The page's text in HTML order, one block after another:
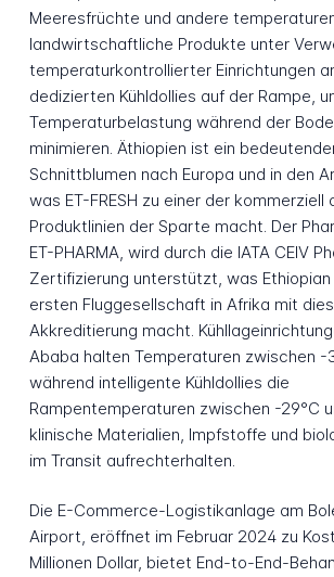
Meeresfrüchte und andere
landwirtschaftliche Produkte unter
temperaturkontrollierter Einrichtungen
dedizierten Kühldollies auf der Rampe,
Temperaturbelastung während der
minimieren. Äthiopien ist ein
Schnittblumen nach Europa und in den
was ET-FRESH zu einer der kommerziell
Produktlinien der Sparte macht. Der
ET-PHARMA, wird durch die IATA CEIV
Zertifizierung unterstützt, was Ethiopian
ersten Fluggesellschaft in Afrika mit
Akkreditierung macht.
Ababa halten Temperaturen zwischen -
während intelligente Kühldollies die
Rampentemperaturen zwischen -29°C
klinische Materialien, Impfstoffe und
im Transit aufrechterhalten.
Die E-Commerce-Logistikanlage am
Airport, eröffnet im Februar 2024 zu
Millionen Dollar, bietet End-to-End-